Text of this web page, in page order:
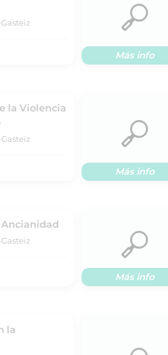
Más info
la Violencia
Más info
Más info
la